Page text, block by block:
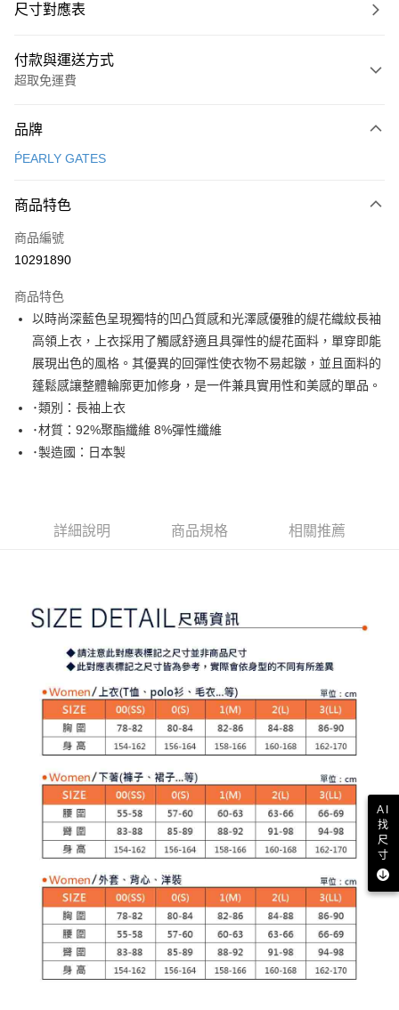
尺寸對應表
付款與運送方式
超取免運費
信用卡一次付款
LINE Pay
Apple Pay
悠遊付
大哥付你分期
相關說明
【大哥付你分期使用說明】
1.本服務由台灣大哥大提供，台灣大哥大用戶可立即使用無須另外申請。
2.付款方式選擇「大哥付你分期」，訂單成立後會自動跳轉到大哥付的交易
流程，驗證手機門號後，選擇欲分期的期數、繳款截止日，確認付款後即完
成交易。
3.實際核准額度、可分期數及費用金額請依後續交易確認頁面所載為準。
【繳款方式說明】
1.分期款項不併入電信帳單，「大哥付你分期」於每月結算日後寄送繳費提
【注意事項】
1.本服務係由「台灣大哥大股份有限公司」（以下簡稱本公司）所提供，讓
用戶於交易時，得透過本服務購買商品或服務，並由商店將買賣／分期付款
買賣價金債權讓與本公司後，依約使用本公司帳單繳交帳款。
2.基於同意付款使用「大哥付你分期」之契約關係目的，商店將以您的個人
資料（包含姓名、電話或地址）提供予台灣大哥大進項蒐集、處理及利用，
由本公司與您本人進行分期帳單所需資料之確認、核對及更正。
3.完整用戶服務條款，請詳閱以下連結：
https://oppay.tw/userRule
AFTEE先享後付
相關說明
【關於「AFTEE先享後付」】
AFTEE先享後付是「在收到商品之後才付款」的支付方式。 讓您購物簡單
３．收到繳費通知簡訊後14天內，點擊此簡訊中的連結，可透過四大超商／
ATM／網路銀行／等多元方式進行付款，方視為交易完成。
購買商品的店家。未經商家同意取消之訂單仍視為有效，需透過AFTEE先享
後付繳納相關費用。
※ 交易是否成功請以「AFTEE先享後付 」之結帳頁面顯示為準，若有關於
是否繳費成功／繳費後需取消欲退款等相關疑問，請聯繫「AFTEE先享後付
客戶支援中心」https://netprotections.freshdesk.com/support/home
【注意事項】
１．透過由恩沛科技股份有限公司提供之「AFTEE先享後付」服務完成之交
易，需依本服務之必要範圍內提供個人資料，並將交易相關給付款項請求債
權轉讓予恩沛科技股份有限公司。
２．關於個人資料處理事宜，請瀏覽以下網址：
https://aftee.tw/terms/#terms3
３．未成年的使用者請事先徵得法定代理人或監護人之同意方可使用
任。
４．使用「AFTEE先享後付」時，將依據個別帳號之用戶狀況，依本公司即
時審查核予不同之上限額度；若仍有額度不足之情形，本公司將視審查結果
請求用戶進行身份認證。
５．嚴禁一人註冊多個帳號或使用他人資訊註冊。若發現惡意使用之情形，
恩沛科技股份有限公司將有權停止該用戶之使用額度並採取法律行動。
ATM付款
全家取貨付款
付款後萊爾富取貨
免運費
7-11取貨付款
免運費
付款後7-11取貨
免運費
離島宅配
免運費
品牌
ṔEARLY GATES
商品特色
商品編號
10291890
商品特色
以時尚深藍色呈現獨特的凹凸質感和光澤感優雅的緹花織紋長袖
高領上衣，上衣採用了觸感舒適且具彈性的緹花面料，單穿即能
展現出色的風格。其優異的回彈性使衣物不易起皺，並且面料的
蓬鬆感讓整體輪廓更加修身，是一件兼具實用性和美感的單品。
･類別：長袖上衣
･材質：92%聚酯纖維 8%彈性纖維
･製造國：日本製
詳細說明 商品規格 相關推薦
AI
找
尺
寸